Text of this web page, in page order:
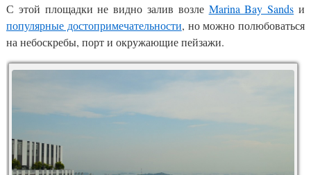
С этой площадки не видно залив возле Marina Bay Sands и
популярные достопримечательности, но можно полюбоваться
на небоскребы, порт и окружающие пейзажи.